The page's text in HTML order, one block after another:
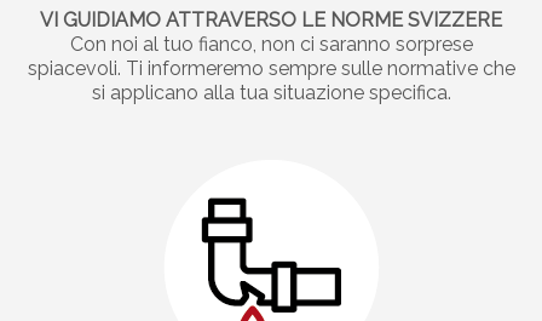
VI GUIDIAMO ATTRAVERSO LE NORME SVIZZERE
Con noi al tuo fianco, non ci saranno sorprese
spiacevoli. Ti informeremo sempre sulle normative che
si applicano alla tua situazione specifica.